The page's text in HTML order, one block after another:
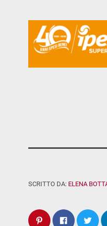
SCRITTO DA: ELENA